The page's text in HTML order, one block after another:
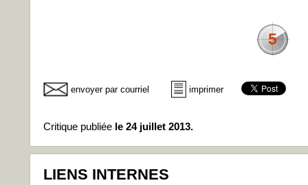
5
envoyer par courriel imprimer
Critique publiée le 24 juillet 2013.
LIENS INTERNES